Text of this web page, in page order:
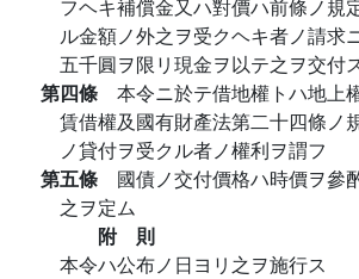
フヘキ補償金又ハ對價ハ前條ノ規
ル金額ノ外之ヲ受クヘキ者ノ請求
五千圓ヲ限リ現金ヲ以テ之ヲ交付
第四條 本令ニ於テ借地權トハ地上
賃借權及國有財產法第二十四條ノ
ノ貸付ヲ受クル者ノ權利ヲ謂フ
第五條 國債ノ交付價格ハ時價ヲ參
之ヲ定ム
附 則
本令ハ公布ノ日ヨリ之ヲ施行ス